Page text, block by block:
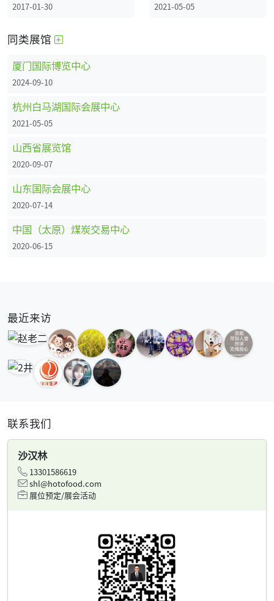
2017-01-30 2021-05-05
同类展馆
厦门国际博览中心
2024-09-10
杭州白马湖国际会展中心
2021-05-05
山西省展览馆
2020-09-07
山东国际会展中心
2020-07-14
中国（太原）煤炭交易中心
2020-06-15
最近来访
联系我们
沙汉林
13301586619
shl@hotofood.com
展位预定/展会活动